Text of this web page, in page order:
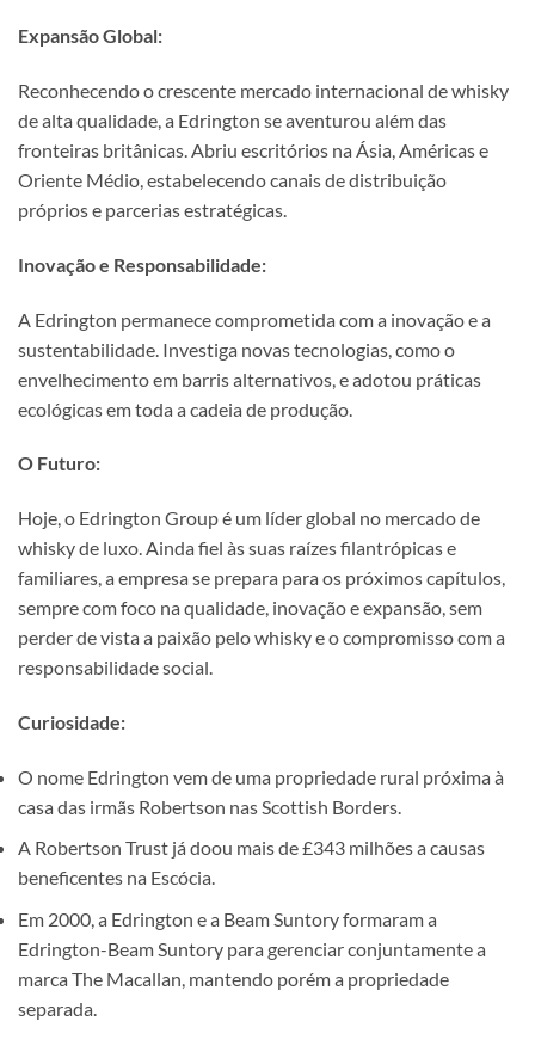
Expansão Global:
Reconhecendo o crescente mercado internacional de whisky
de alta qualidade, a Edrington se aventurou além das
fronteiras britânicas. Abriu escritórios na Ásia, Américas e
Oriente Médio, estabelecendo canais de distribuição
próprios e parcerias estratégicas.
Inovação e Responsabilidade:
A Edrington permanece comprometida com a inovação e a
sustentabilidade. Investiga novas tecnologias, como o
envelhecimento em barris alternativos, e adotou práticas
ecológicas em toda a cadeia de produção.
O Futuro:
Hoje, o Edrington Group é um líder global no mercado de
whisky de luxo. Ainda fiel às suas raízes filantrópicas e
familiares, a empresa se prepara para os próximos capítulos,
sempre com foco na qualidade, inovação e expansão, sem
perder de vista a paixão pelo whisky e o compromisso com a
responsabilidade social.
Curiosidade:
O nome Edrington vem de uma propriedade rural próxima à
casa das irmãs Robertson nas Scottish Borders.
A Robertson Trust já doou mais de £343 milhões a causas
beneficentes na Escócia.
Em 2000, a Edrington e a Beam Suntory formaram a
Edrington-Beam Suntory para gerenciar conjuntamente a
marca The Macallan, mantendo porém a propriedade
separada.